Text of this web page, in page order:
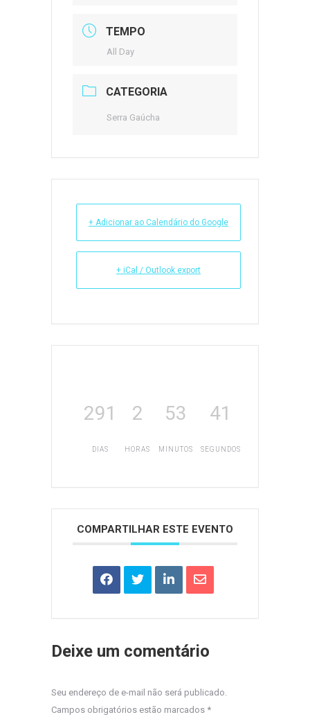
TEMPO
All Day
CATEGORIA
Serra Gaúcha
+ Adicionar ao Calendário do Google
+ iCal / Outlook export
291
DIAS
2
HORAS
53
MINUTOS
41
SEGUNDOS
COMPARTILHAR ESTE EVENTO
Deixe um comentário
Seu endereço de e-mail não será publicado.
Campos obrigatórios estão marcados *